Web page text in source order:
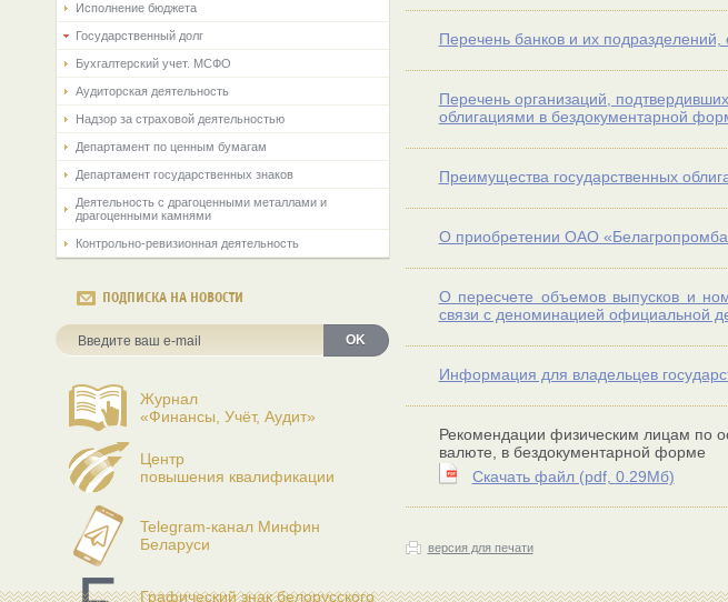
Исполнение бюджета
Государственный долг
Бухгалтерский учет. МСФО
Аудиторская деятельность
Надзор за страховой деятельностью
Департамент по ценным бумагам
Департамент государственных знаков
Деятельность с драгоценными металлами и
драгоценными камнями
Контрольно-ревизионная деятельность
ПОДПИСКА НА НОВОСТИ
OK
Журнал
«Финансы, Учёт, Аудит»
Центр
повышения квалификации
Telegram-канал Минфин
Беларуси
Графический знак белорусского
Перечень банков и их
Перечень организаций,
облигациями в бездокументарной
Преимущества государственных
О приобретении ОАО
О пересчете объемов выпусков и
связи с деноминацией официальной
Информация для владельцев
Рекомендации физическим лицам по
валюте, в бездокументарной форме
Скачать файл (pdf, 0.29Мб)
версия для печати